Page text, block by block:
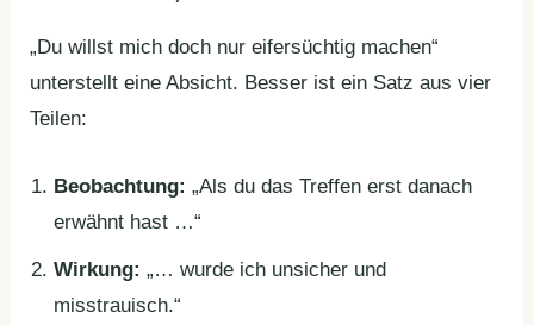
„Du willst mich doch nur eifersüchtig machen“
unterstellt eine Absicht. Besser ist ein Satz aus vier
Teilen:
Beobachtung: „Als du das Treffen erst danach
erwähnt hast …“
Wirkung: „… wurde ich unsicher und
misstrauisch.“